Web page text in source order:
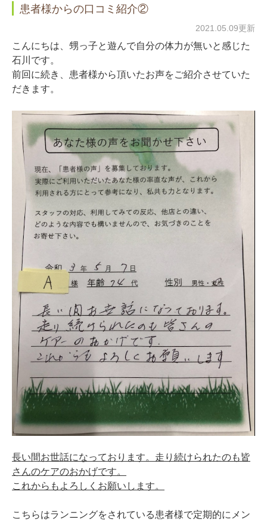
患者様からの口コミ紹介②
2021.05.09更新
こんにちは、甥っ子と遊んで自分の体力が無いと感じた
石川です。
前回に続き、患者様から頂いたお声をご紹介させていた
だきます。
長い間お世話になっております。走り続けられたのも皆
さんのケアのおかげです。
これからもよろしくお願いします。
こちらはランニングをされている患者様で定期的にメン